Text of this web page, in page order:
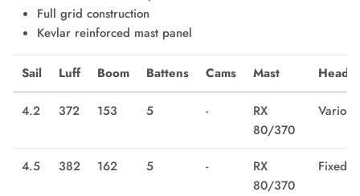
Besoin d'une batterie de plus ? LOUEZ
ICI
Full grid construction
Kevlar reinforced mast panel
Sail Luff Boom Battens Cams Mast Head
4.2 372 153 5 -
RX
80/370
Vario
4.5 382 162 5 -
RX
80/370
Fixed